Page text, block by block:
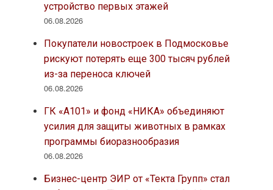
устройство первых этажей
06.08.2026
Покупатели новостроек в Подмосковье
рискуют потерять еще 300 тысяч рублей
из-за переноса ключей
06.08.2026
ГК «А101» и фонд «НИКА» объединяют
усилия для защиты животных в рамках
программы биоразнообразия
06.08.2026
Бизнес-центр ЭИР от «Текта Групп» стал